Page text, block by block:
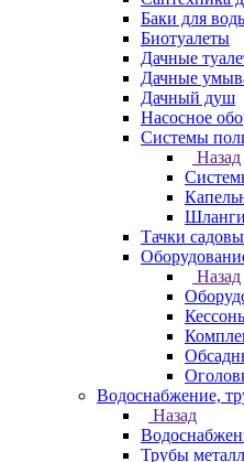
Баки для
Биотуалеты
Дачные
Дачные
Дачный душ
Насосное
Системы
Назад
Тачки
Назад
Водоснабжение,
Назад
Трубы